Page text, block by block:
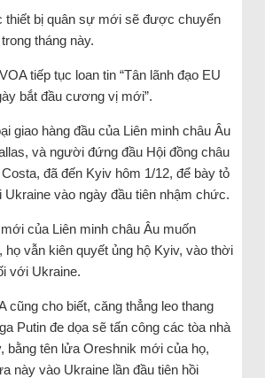
thiết bị quân sự mới sẽ được chuyển
tháng này.
tiếp tục loan tin “Tân lãnh đạo EU
bắt đầu cương vị mới”.
giao hàng đầu của Liên minh châu Âu
và người đứng đầu Hội đồng châu
đã đến Kyiv hôm 1/12, để bày tỏ
vào ngày đầu tiên nhậm chức.
của Liên minh châu Âu muốn
họ vẫn kiên quyết ủng hộ Kyiv, vào thời
với Ukraine.
cũng cho biết, căng thẳng leo thang
Putin đe dọa sẽ tấn công các tòa nhà
bằng tên lửa Oreshnik mới của họ,
này vào Ukraine lần đầu tiên hồi